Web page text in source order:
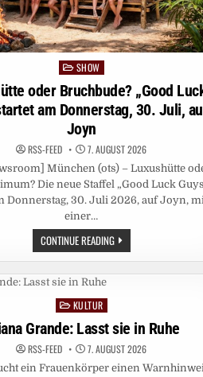
Posted
in
SHOW
oder Bruchbude? „Good
am Donnerstag, 30. Juli,
Joyn
RSS-FEED 7. AUGUST 2026
München (ots) – Luxushütte
Die neue Staffel „Good Luck
Donnerstag, 30. Juli 2026, auf Joyn,
einer…
CONTINUE READINGLUXUSHÜTTE
ODER
BRUCHBUDE?
„GOOD
DONNERSTAG,
30.
JULI,
AUF
JOYN
Posted
in
KULTUR
Grande: Lasst sie in Ruhe
RSS-FEED 7. AUGUST 2026
ein Frauenkörper einen